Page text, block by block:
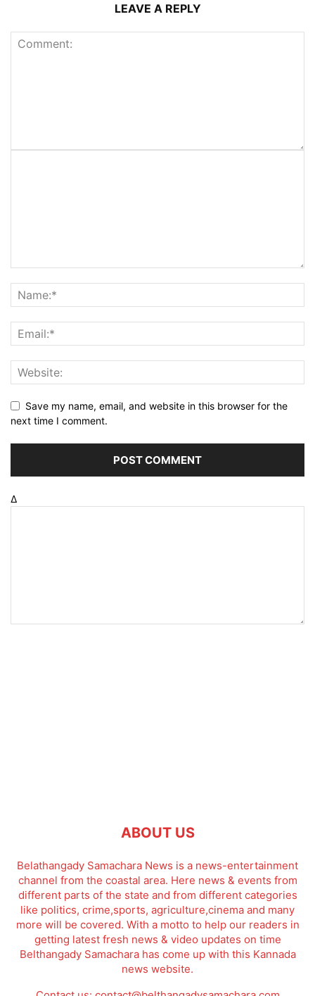
LEAVE A REPLY
Save my name, email, and website in this browser for the
next time I comment.
Δ
ABOUT US
Belathangady Samachara News is a news-entertainment
channel from the coastal area. Here news & events from
different parts of the state and from different categories
like politics, crime,sports, agriculture,cinema and many
more will be covered. With a motto to help our readers in
getting latest fresh news & video updates on time
Belthangady Samachara has come up with this Kannada
news website.